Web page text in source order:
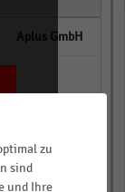
Aplus GmbH
unabhängiger
zu
sind
und Ihre